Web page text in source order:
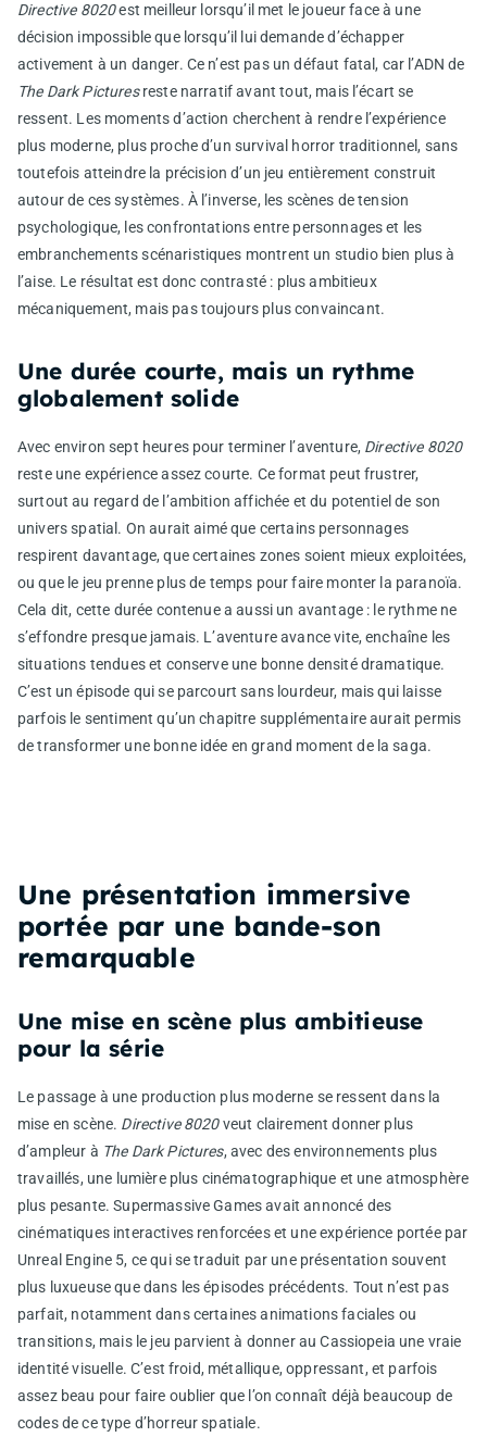
Directive 8020est meilleur lorsqu’il met le joueur face à une
décision impossible que lorsqu’il lui demande d’échapper
activement à un danger. Ce n’est pas un défaut fatal, car l’ADN de
The Dark Picturesreste narratif avant tout, mais l’écart se
ressent. Les moments d’action cherchent à rendre l’expérience
plus moderne, plus proche d’un survival horror traditionnel, sans
toutefois atteindre la précision d’un jeu entièrement construit
autour de ces systèmes. À l’inverse, les scènes de tension
psychologique, les confrontations entre personnages et les
embranchements scénaristiques montrent un studio bien plus à
l’aise. Le résultat est donc contrasté : plus ambitieux
mécaniquement, mais pas toujours plus convaincant.
Une durée courte, mais un rythme
globalement solide
Avec environ sept heures pour terminer l’aventure, Directive 8020
reste une expérience assez courte. Ce format peut frustrer,
surtout au regard de l’ambition affichée et du potentiel de son
univers spatial. On aurait aimé que certains personnages
respirent davantage, que certaines zones soient mieux exploitées,
ou que le jeu prenne plus de temps pour faire monter la paranoïa.
Cela dit, cette durée contenue a aussi un avantage : le rythme ne
s’effondre presque jamais. L’aventure avance vite, enchaîne les
situations tendues et conserve une bonne densité dramatique.
C’est un épisode qui se parcourt sans lourdeur, mais qui laisse
parfois le sentiment qu’un chapitre supplémentaire aurait permis
de transformer une bonne idée en grand moment de la saga.
Une présentation immersive
portée par une bande-son
remarquable
Une mise en scène plus ambitieuse
pour la série
Le passage à une production plus moderne se ressent dans la
mise en scène. Directive 8020veut clairement donner plus
d’ampleur à The Dark Pictures, avec des environnements plus
travaillés, une lumière plus cinématographique et une atmosphère
plus pesante. Supermassive Games avait annoncé des
cinématiques interactives renforcées et une expérience portée par
Unreal Engine 5, ce qui se traduit par une présentation souvent
plus luxueuse que dans les épisodes précédents. Tout n’est pas
parfait, notamment dans certaines animations faciales ou
transitions, mais le jeu parvient à donner au Cassiopeia une vraie
identité visuelle. C’est froid, métallique, oppressant, et parfois
assez beau pour faire oublier que l’on connaît déjà beaucoup de
codes de ce type d’horreur spatiale.